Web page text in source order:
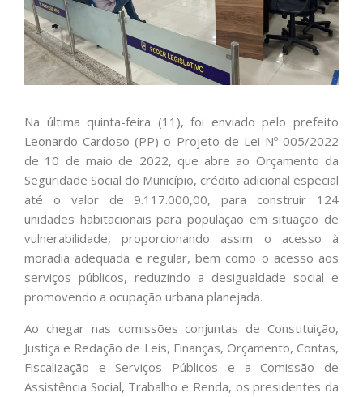
Na última quinta-feira (11), foi enviado pelo prefeito
Leonardo Cardoso (PP) o Projeto de Lei Nº 005/2022
de 10 de maio de 2022, que abre ao Orçamento da
Seguridade Social do Município, crédito adicional especial
até o valor de 9.117.000,00, para construir 124
unidades habitacionais para população em situação de
vulnerabilidade, proporcionando assim o acesso à
moradia adequada e regular, bem como o acesso aos
serviços públicos, reduzindo a desigualdade social e
promovendo a ocupação urbana planejada.
Ao chegar nas comissões conjuntas de Constituição,
Justiça e Redação de Leis, Finanças, Orçamento, Contas,
Fiscalização e Serviços Públicos e a Comissão de
Assistência Social, Trabalho e Renda, os presidentes da